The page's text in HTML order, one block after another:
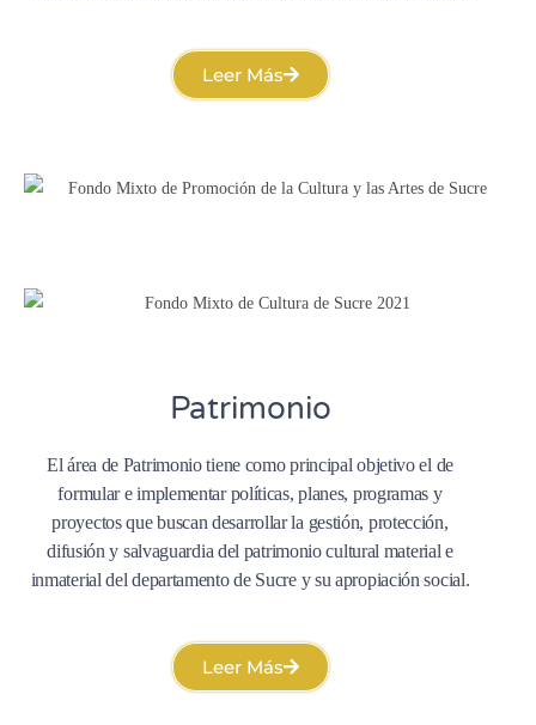
Leer Más
Patrimonio
El área de Patrimonio tiene como principal objetivo el de
formular e implementar políticas, planes, programas y
proyectos que buscan desarrollar la gestión, protección,
difusión y salvaguardia del patrimonio cultural material e
inmaterial del departamento de Sucre y su apropiación social.
Leer Más